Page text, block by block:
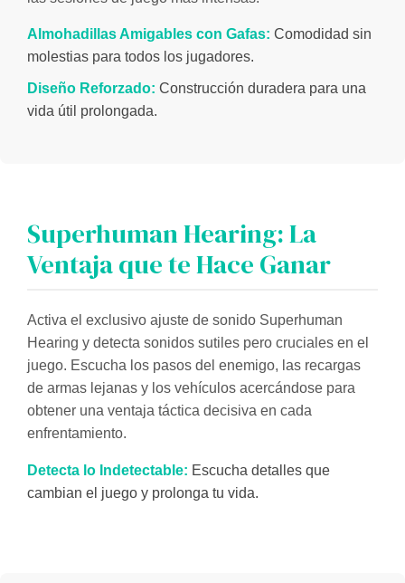
Almohadillas Amigables con Gafas: Comodidad sin
molestias para todos los jugadores.
Diseño Reforzado: Construcción duradera para una
vida útil prolongada.
Superhuman Hearing: La
Ventaja que te Hace Ganar
Activa el exclusivo ajuste de sonido Superhuman
Hearing y detecta sonidos sutiles pero cruciales en el
juego. Escucha los pasos del enemigo, las recargas
de armas lejanas y los vehículos acercándose para
obtener una ventaja táctica decisiva en cada
enfrentamiento.
Detecta lo Indetectable: Escucha detalles que
cambian el juego y prolonga tu vida.